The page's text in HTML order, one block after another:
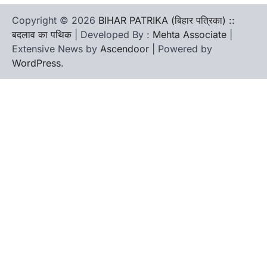
Copyright © 2026 BIHAR PATRIKA (बिहार पत्रिका) ::
बदलाव का पथिक | Developed By : Mehta Associate
Extensive News by Ascendoor | Powered by
WordPress.